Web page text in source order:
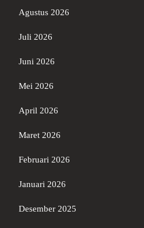
Agustus 2026
Juli 2026
Juni 2026
Mei 2026
April 2026
Maret 2026
Februari 2026
Januari 2026
Desember 2025